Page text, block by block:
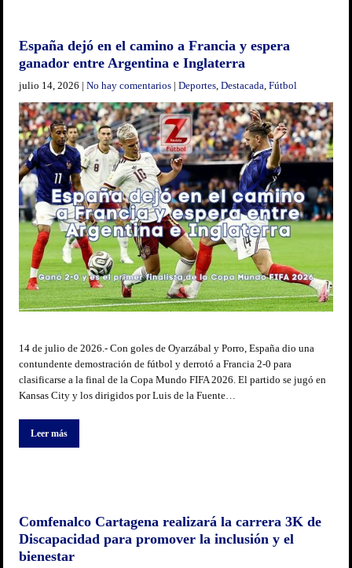
España dejó en el camino a Francia y espera
ganador entre Argentina e Inglaterra
julio 14, 2026 |No hay comentarios |Deportes ,Destacada ,Fútbol
14 de julio de 2026.- Con goles de Oyarzábal y Porro, España dio una
contundente demostración de fútbol y derrotó a Francia 2-0 para
clasificarse a la final de la Copa Mundo FIFA 2026. El partido se jugó en
Kansas City y los dirigidos por Luis de la Fuente…
Leer más
Comfenalco Cartagena realizará la carrera 3K de
Discapacidad para promover la inclusión y el
bienestar